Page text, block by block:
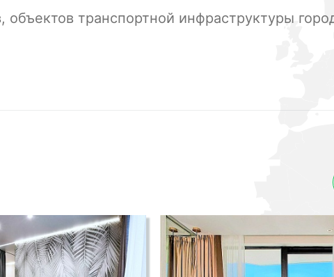
транспортной инфраструктуры